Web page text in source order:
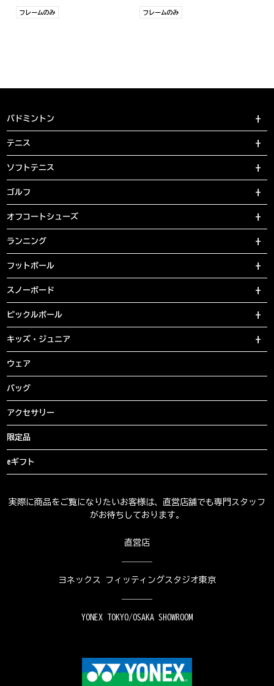
フレームのみ フレームのみ
バドミントン
テニス
ソフトテニス
ゴルフ
オフコートシューズ
ランニング
フットボール
スノーボード
ピックルボール
キッズ・ジュニア
ウェア
バッグ
アクセサリー
限定品
eギフト
実際に商品をご覧になりたいお客様は、直営店舗でも専門スタッフ
がお待ちしております。
直営店
ヨネックス フィッティングスタジオ東京
YONEX TOKYO/OSAKA SHOWROOM